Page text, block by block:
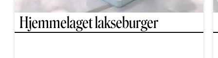
Hjemmelaget lakseburger